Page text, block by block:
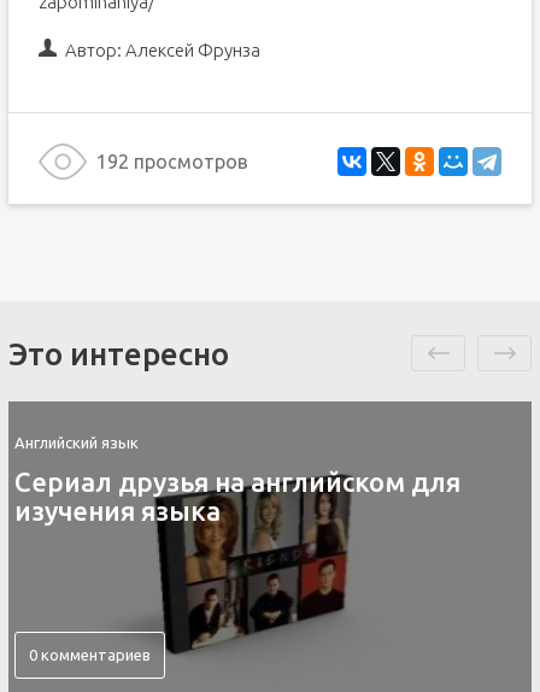
Автор: Алексей Фрунза
192 просмотров
Это интересно
для
Контакты скайп
английского языка